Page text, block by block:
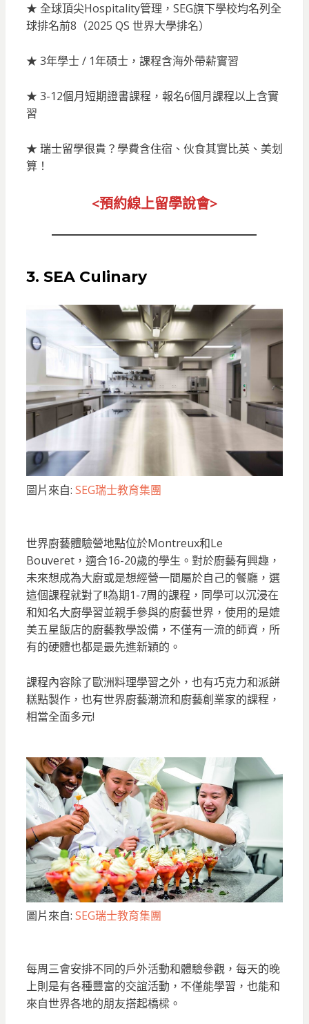
★ 全球頂尖Hospitality管理，SEG旗下學校均名列全
球排名前8（2025 QS 世界大學排名）
★ 3年學士 / 1年碩士，課程含海外帶薪實習
★ 3-12個月短期證書課程，報名6個月課程以上含實
習
★ 瑞士留學很貴？學費含住宿、伙食其實比英、美划
算！
<預約線上留學說會>
3. SEA Culinary
圖片來自: SEG瑞士教育集團
世界廚藝體驗營地點位於Montreux和Le
Bouveret，適合16-20歲的學生。對於廚藝有興趣，
未來想成為大廚或是想經營一間屬於自己的餐廳，選
這個課程就對了!!為期1-7周的課程，同學可以沉浸在
和知名大廚學習並親手參與的廚藝世界，使用的是媲
美五星飯店的廚藝教學設備，不僅有一流的師資，所
有的硬體也都是最先進新穎的。
課程內容除了歐洲料理學習之外，也有巧克力和派餅
糕點製作，也有世界廚藝潮流和廚藝創業家的課程，
相當全面多元!
圖片來自: SEG瑞士教育集團
每周三會安排不同的戶外活動和體驗參觀，每天的晚
上則是有各種豐富的交誼活動，不僅能學習，也能和
來自世界各地的朋友搭起橋樑。